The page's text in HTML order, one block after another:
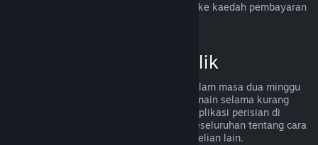
mungkin tidak menyokong bayaran balik ke kaedah pembayaran
Kelayakan Bayaran Balik
Tawaran bayaran balik Steam terpakai dalam masa dua minggu
selepas pembelian dan dengan masa bermain selama kurang
daripada dua jam, untuk permainan dan aplikasi perisian di
gedung Steam. Berikut ialah gambaran keseluruhan tentang cara
bayaran balik berfungsi untuk jenis pembelian lain.